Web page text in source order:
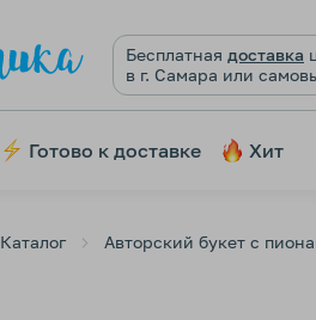
Бесплатная доставка
в г. Самара или
Готово к доставке Хит
Каталог Авторский букет с